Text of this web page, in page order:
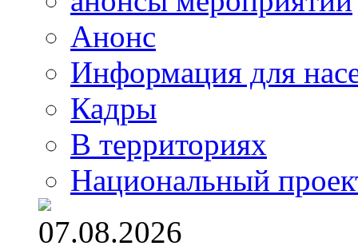
Анонс
Информация для
Кадры
В территориях
Национальный
07.08.2026